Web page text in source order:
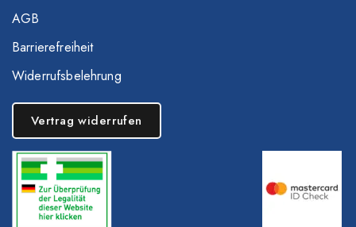
AGB
Barrierefreiheit
Widerrufsbelehrung
Vertrag widerrufen